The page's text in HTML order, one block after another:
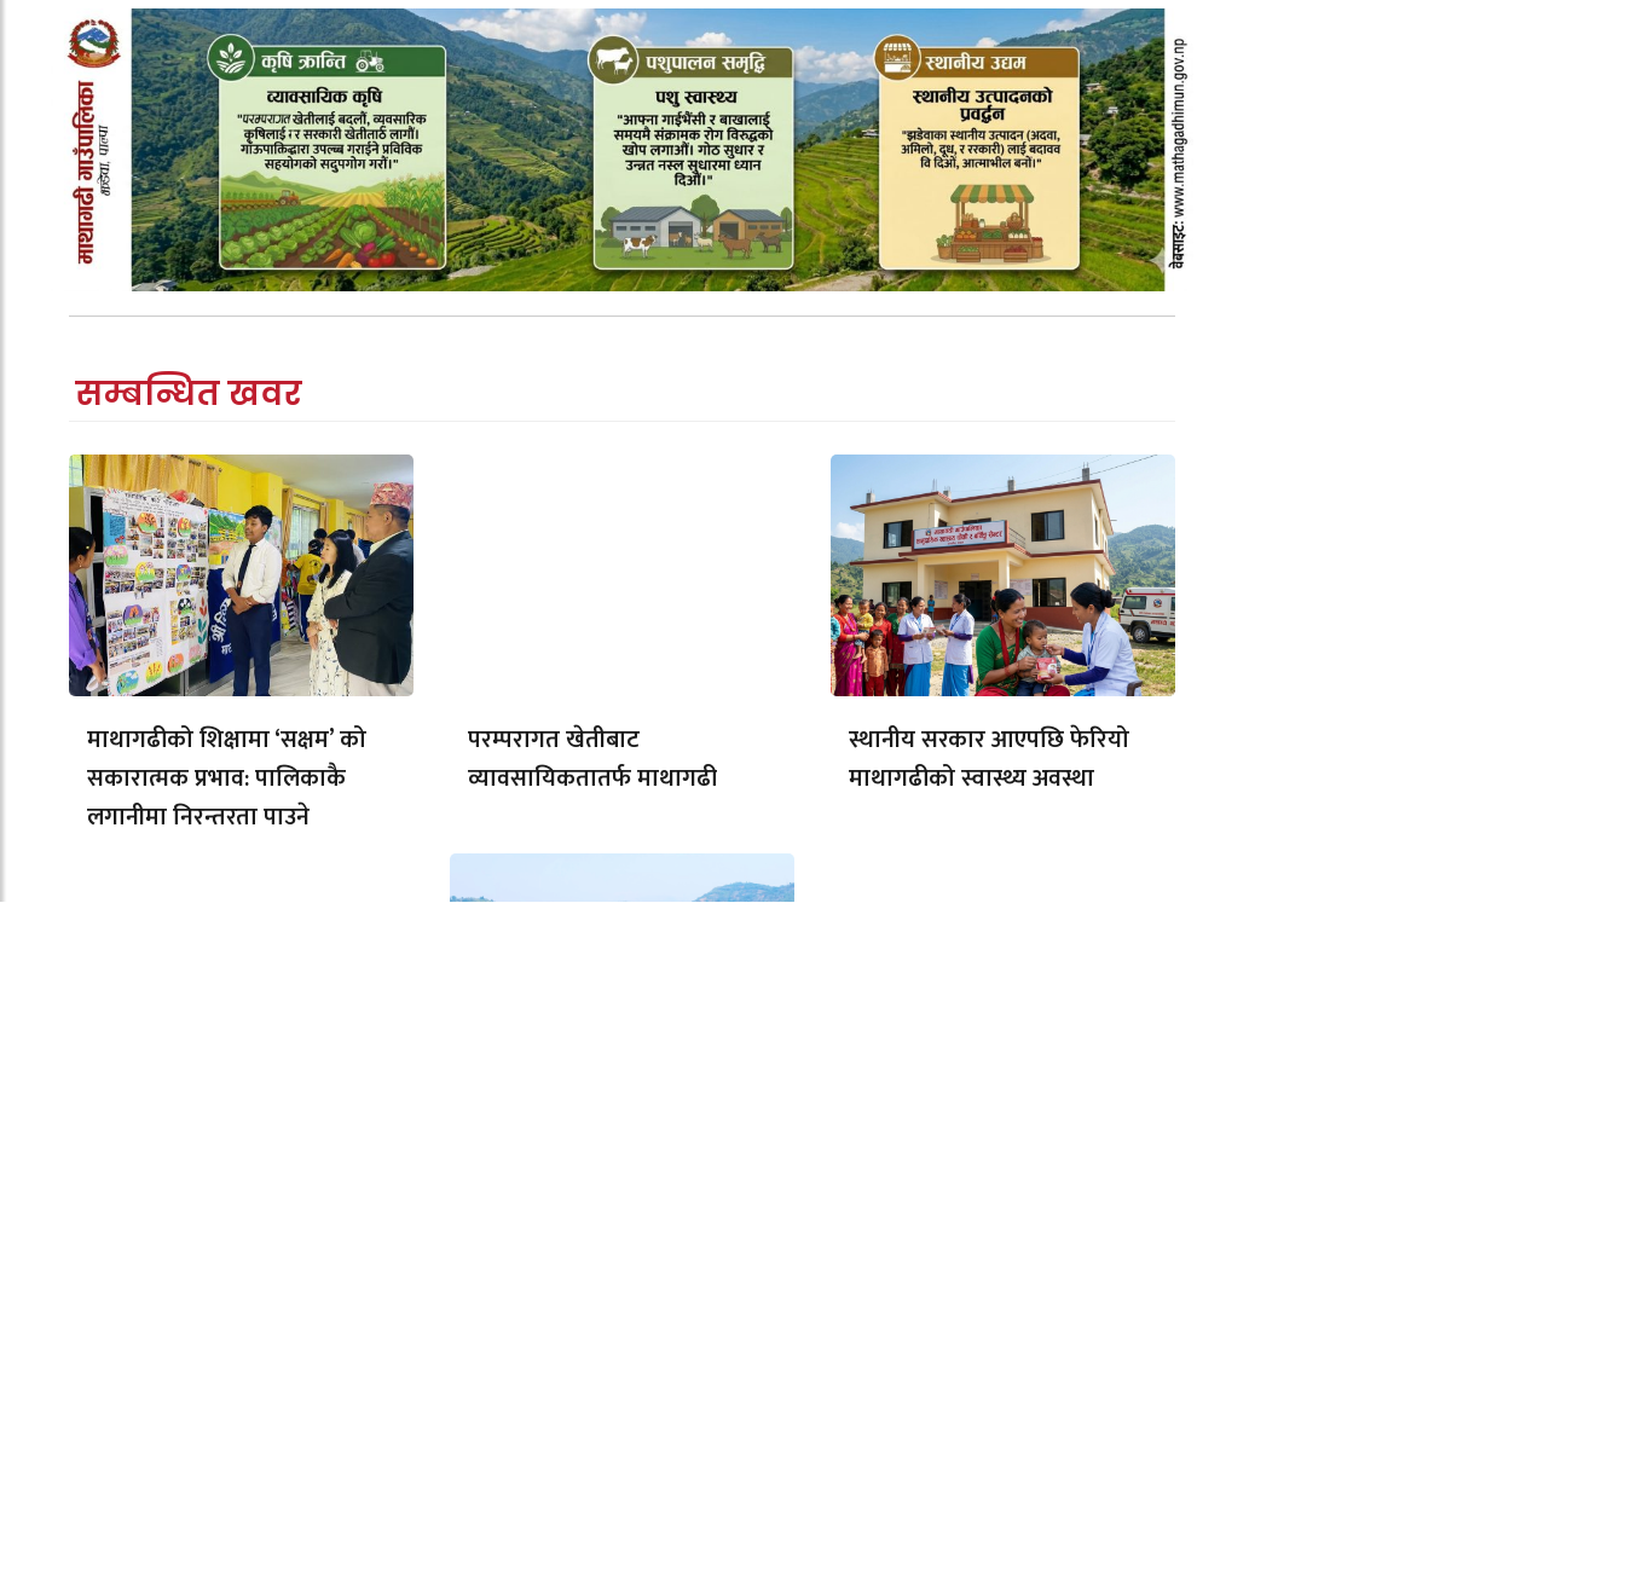
सम्बन्धित खवर
माथागढीको शिक्षामा ‘सक्षम’ को
सकारात्मक प्रभाव: पालिकाकै
लगानीमा निरन्तरता पाउने
परम्परागत खेतीबाट
व्यावसायिकतातर्फ माथागढी
स्थानीय सरकार आएपछि फेरियो
माथागढीको स्वास्थ्य अवस्था